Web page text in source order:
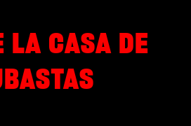
LA CASA DE